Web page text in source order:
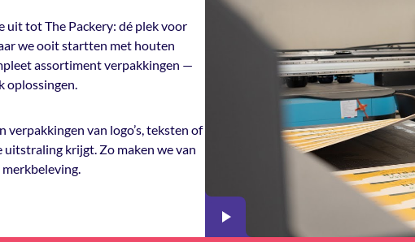
uit tot The Packery: dé plek voor
we ooit startten met houten
assortiment verpakkingen —
oplossingen.
van logo’s, teksten of
krijgt. Zo maken we van